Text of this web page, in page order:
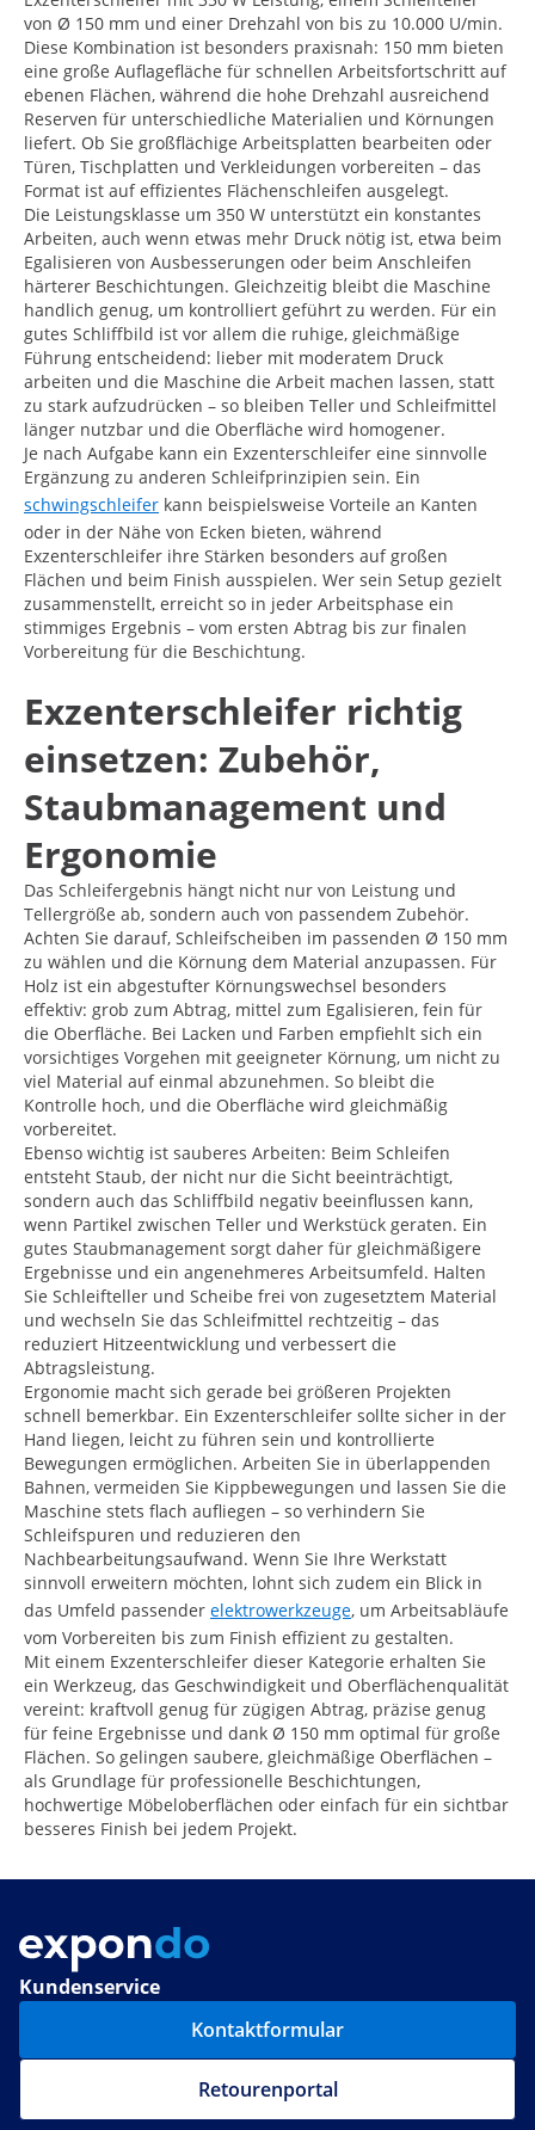
von Ø 150 mm und einer Drehzahl von bis zu 10.000 U/min.
Diese Kombination ist besonders praxisnah: 150 mm bieten
eine große Auflagefläche für schnellen Arbeitsfortschritt auf
ebenen Flächen, während die hohe Drehzahl ausreichend
Reserven für unterschiedliche Materialien und Körnungen
liefert. Ob Sie großflächige Arbeitsplatten bearbeiten oder
Türen, Tischplatten und Verkleidungen vorbereiten – das
Format ist auf effizientes Flächenschleifen ausgelegt.
Die Leistungsklasse um 350 W unterstützt ein konstantes
Arbeiten, auch wenn etwas mehr Druck nötig ist, etwa beim
Egalisieren von Ausbesserungen oder beim Anschleifen
härterer Beschichtungen. Gleichzeitig bleibt die Maschine
handlich genug, um kontrolliert geführt zu werden. Für ein
gutes Schliffbild ist vor allem die ruhige, gleichmäßige
Führung entscheidend: lieber mit moderatem Druck
arbeiten und die Maschine die Arbeit machen lassen, statt
zu stark aufzudrücken – so bleiben Teller und Schleifmittel
länger nutzbar und die Oberfläche wird homogener.
Je nach Aufgabe kann ein Exzenterschleifer eine sinnvolle
Ergänzung zu anderen Schleifprinzipien sein. Ein
schwingschleifer kann beispielsweise Vorteile an Kanten
oder in der Nähe von Ecken bieten, während
Exzenterschleifer ihre Stärken besonders auf großen
Flächen und beim Finish ausspielen. Wer sein Setup gezielt
zusammenstellt, erreicht so in jeder Arbeitsphase ein
stimmiges Ergebnis – vom ersten Abtrag bis zur finalen
Vorbereitung für die Beschichtung.
Exzenterschleifer richtig
einsetzen: Zubehör,
Staubmanagement und
Ergonomie
Das Schleifergebnis hängt nicht nur von Leistung und
Tellergröße ab, sondern auch von passendem Zubehör.
Achten Sie darauf, Schleifscheiben im passenden Ø 150 mm
zu wählen und die Körnung dem Material anzupassen. Für
Holz ist ein abgestufter Körnungswechsel besonders
effektiv: grob zum Abtrag, mittel zum Egalisieren, fein für
die Oberfläche. Bei Lacken und Farben empfiehlt sich ein
vorsichtiges Vorgehen mit geeigneter Körnung, um nicht zu
viel Material auf einmal abzunehmen. So bleibt die
Kontrolle hoch, und die Oberfläche wird gleichmäßig
vorbereitet.
Ebenso wichtig ist sauberes Arbeiten: Beim Schleifen
entsteht Staub, der nicht nur die Sicht beeinträchtigt,
sondern auch das Schliffbild negativ beeinflussen kann,
wenn Partikel zwischen Teller und Werkstück geraten. Ein
gutes Staubmanagement sorgt daher für gleichmäßigere
Ergebnisse und ein angenehmeres Arbeitsumfeld. Halten
Sie Schleifteller und Scheibe frei von zugesetztem Material
und wechseln Sie das Schleifmittel rechtzeitig – das
reduziert Hitzeentwicklung und verbessert die
Abtragsleistung.
Ergonomie macht sich gerade bei größeren Projekten
schnell bemerkbar. Ein Exzenterschleifer sollte sicher in der
Hand liegen, leicht zu führen sein und kontrollierte
Bewegungen ermöglichen. Arbeiten Sie in überlappenden
Bahnen, vermeiden Sie Kippbewegungen und lassen Sie die
Maschine stets flach aufliegen – so verhindern Sie
Schleifspuren und reduzieren den
Nachbearbeitungsaufwand. Wenn Sie Ihre Werkstatt
sinnvoll erweitern möchten, lohnt sich zudem ein Blick in
das Umfeld passender elektrowerkzeuge, um Arbeitsabläufe
vom Vorbereiten bis zum Finish effizient zu gestalten.
Mit einem Exzenterschleifer dieser Kategorie erhalten Sie
ein Werkzeug, das Geschwindigkeit und Oberflächenqualität
vereint: kraftvoll genug für zügigen Abtrag, präzise genug
für feine Ergebnisse und dank Ø 150 mm optimal für große
Flächen. So gelingen saubere, gleichmäßige Oberflächen –
als Grundlage für professionelle Beschichtungen,
hochwertige Möbeloberflächen oder einfach für ein sichtbar
besseres Finish bei jedem Projekt.
Kundenservice
Kontaktformular
Retourenportal